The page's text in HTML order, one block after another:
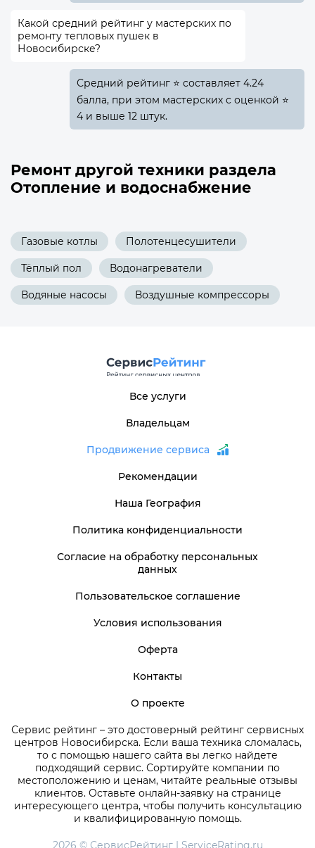
Какой средний рейтинг у мастерских по
ремонту тепловых пушек в
Новосибирске?
Средний рейтинг ⭐ составляет 4.24
балла, при этом мастерских с оценкой ⭐
4 и выше 12 штук.
Ремонт другой техники раздела
Отопление и водоснабжение
Газовые котлы Полотенцесушители
Тёплый пол Водонагреватели
Водяные насосы Воздушные компрессоры
Сервис рейтинг – это достоверный рейтинг сервисных
центров Новосибирска. Если ваша техника сломалась,
то с помощью нашего сайта вы легко найдете
подходящий сервис. Сортируйте компании по
местоположению и ценам, читайте реальные отзывы
клиентов. Оставьте онлайн-заявку на странице
интересующего центра, чтобы получить консультацию
и квалифицированную помощь.
2026 © СервисРейтинг | ServiceRating.ru
Все услуги
Владельцам
Продвижение сервиса
Рекомендации
Наша География
Политика конфиденциальности
Согласие на обработку персональных
данных
Пользовательское соглашение
Условия использования
Оферта
Контакты
О проекте